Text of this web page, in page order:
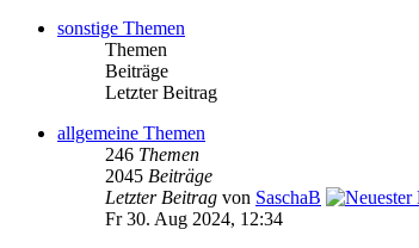
sonstige Themen
Themen
Beiträge
Letzter Beitrag
allgemeine Themen
246 Themen
2045 Beiträge
Letzter Beitrag von SaschaB
Fr 30. Aug 2024, 12:34